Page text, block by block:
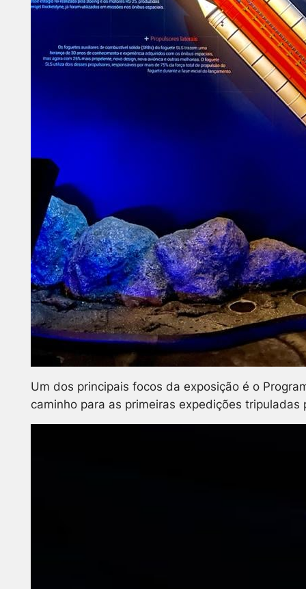
Um dos principais focos da exposição é o
caminho para as primeiras expedições